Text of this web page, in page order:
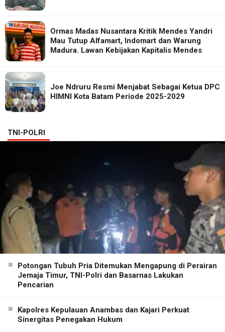
Ormas Madas Nusantara Kritik Mendes Yandri
Mau Tutup Alfamart, Indomart dan Warung
Madura. Lawan Kebijakan Kapitalis Mendes
Joe Ndruru Resmi Menjabat Sebagai Ketua DPC
HIMNI Kota Batam Periode 2025-2029
TNI-POLRI
Potongan Tubuh Pria Ditemukan Mengapung di Perairan
Jemaja Timur, TNI-Polri dan Basarnas Lakukan
Pencarian
Kapolres Kepulauan Anambas dan Kajari Perkuat
Sinergitas Penegakan Hukum